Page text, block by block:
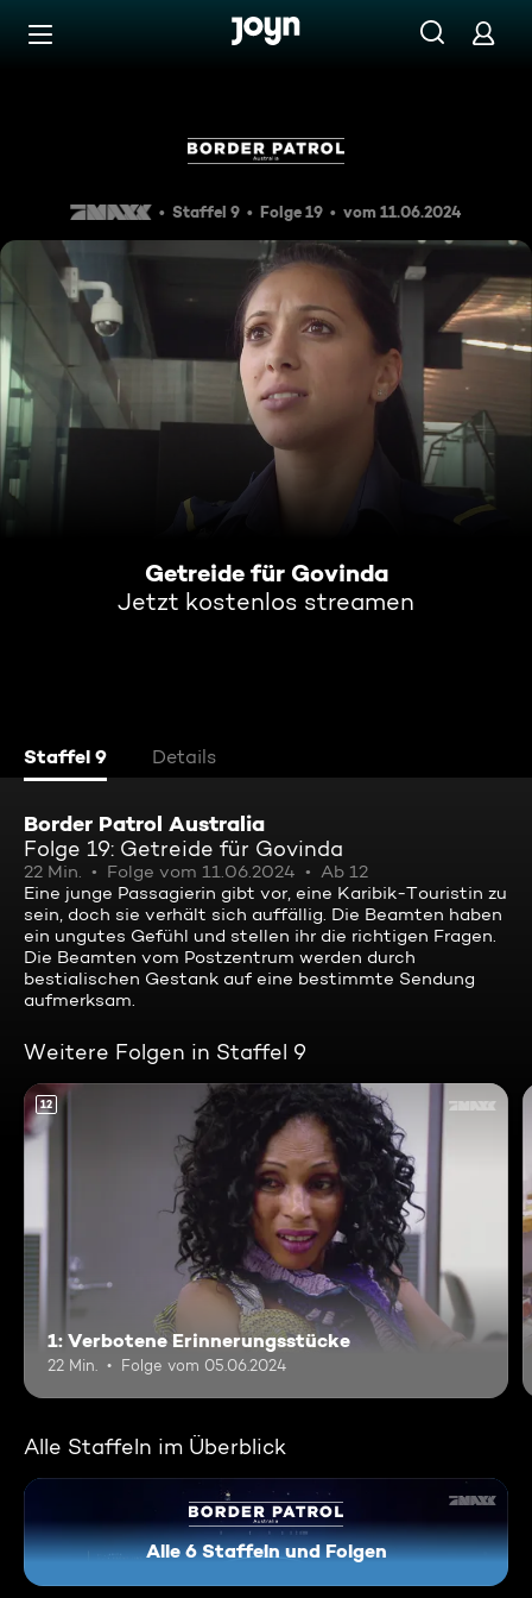
Zum Inhalt springen
Staffel 9 Folge 19 vom 11.06.2024
Getreide für Govinda
Jetzt kostenlos streamen
Staffel 9 Details
Border Patrol Australia
Folge 19: Getreide für Govinda
22 Min. Folge vom 11.06.2024
Ab 12
Eine junge Passagierin gibt vor, eine Karibik-Touristin zu
sein, doch sie verhält sich auffällig. Die Beamten haben
ein ungutes Gefühl und stellen ihr die richtigen Fragen.
Die Beamten vom Postzentrum werden durch
bestialischen Gestank auf eine bestimmte Sendung
aufmerksam.
Weitere Folgen in Staffel 9
12
1: Verbotene Erinnerungsstücke
22 Min. Folge vom 05.06.2024
Alle Staffeln im Überblick
Alle 6 Staffeln und Folgen